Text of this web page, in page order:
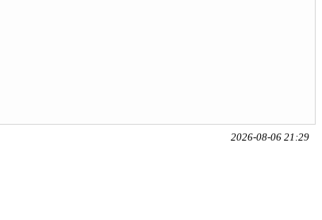
2026-08-06 21:29